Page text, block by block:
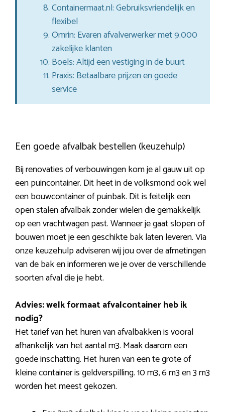
Containermaat.nl: Gebruiksvriendelijk en
flexibel
Omrin: Evaren afvalverwerker met 9.000
zakelijke klanten
Boels: Altijd een vestiging in de buurt
Praxis: Betaalbare prijzen en goede
service
Een goede afvalbak bestellen (keuzehulp)
Bij renovaties of verbouwingen kom je al gauw uit op
een puincontainer. Dit heet in de volksmond ook wel
een bouwcontainer of puinbak. Dit is feitelijk een
open stalen afvalbak zonder wielen die gemakkelijk
op een vrachtwagen past. Wanneer je gaat slopen of
bouwen moet je een geschikte bak laten leveren. Via
onze keuzehulp adviseren wij jou over de afmetingen
van de bak en informeren we je over de verschillende
soorten afval die je hebt.
Advies: welk formaat afvalcontainer heb ik
nodig?
Het tarief van het huren van afvalbakken is vooral
afhankelijk van het aantal m3. Maak daarom een
goede inschatting. Het huren van een te grote of
kleine container is geldverspilling. 10 m3, 6 m3 en 3 m3
worden het meest gekozen.